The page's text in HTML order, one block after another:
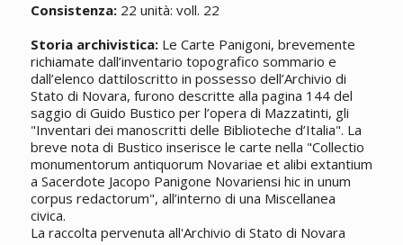
Consistenza:22 unità: voll. 22
Storia archivistica:Le Carte Panigoni, brevemente
richiamate dall’inventario topografico sommario e
dall’elenco dattiloscritto in possesso dell’Archivio di
Stato di Novara, furono descritte alla pagina 144 del
saggio di Guido Bustico per l’opera di Mazzatinti, gli
"Inventari dei manoscritti delle Biblioteche d’Italia". La
breve nota di Bustico inserisce le carte nella "Collectio
monumentorum antiquorum Novariae et alibi extantium
a Sacerdote Jacopo Panigone Novariensi hic in unum
corpus redactorum", all’interno di una Miscellanea
civica.
La raccolta pervenuta all'Archivio di Stato di Novara